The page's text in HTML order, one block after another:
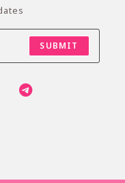
SUBMIT